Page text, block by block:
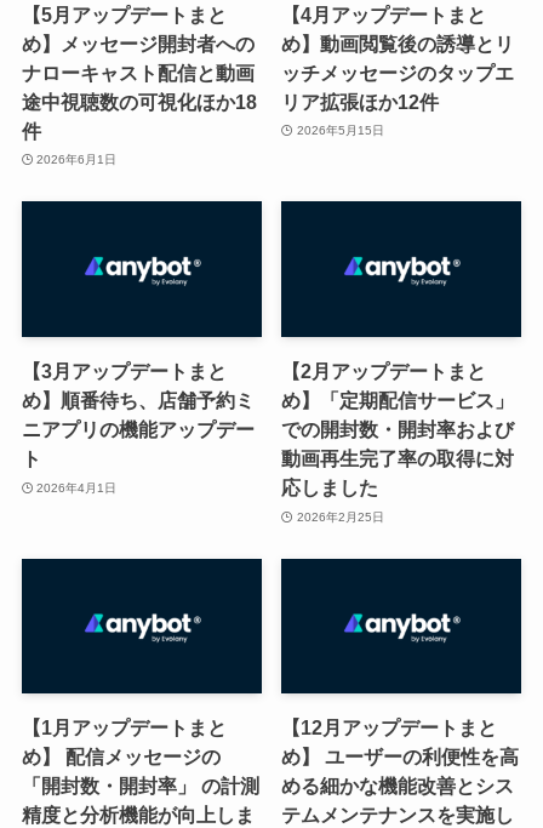
【5月アップデートまと
め】メッセージ開封者への
ナローキャスト配信と動画
途中視聴数の可視化ほか18
件
2026年6月1日
【4月アップデートまと
め】動画閲覧後の誘導とリ
ッチメッセージのタップエ
リア拡張ほか12件
2026年5月15日
【3月アップデートまと
め】順番待ち、店舗予約ミ
ニアプリの機能アップデー
ト
2026年4月1日
【2月アップデートまと
め】「定期配信サービス」
での開封数・開封率および
動画再生完了率の取得に対
応しました
2026年2月25日
【1月アップデートまと
め】 配信メッセージの
「開封数・開封率」 の計測
精度と分析機能が向上しま
【12月アップデートまと
め】 ユーザーの利便性を高
める細かな機能改善とシス
テムメンテナンスを実施し